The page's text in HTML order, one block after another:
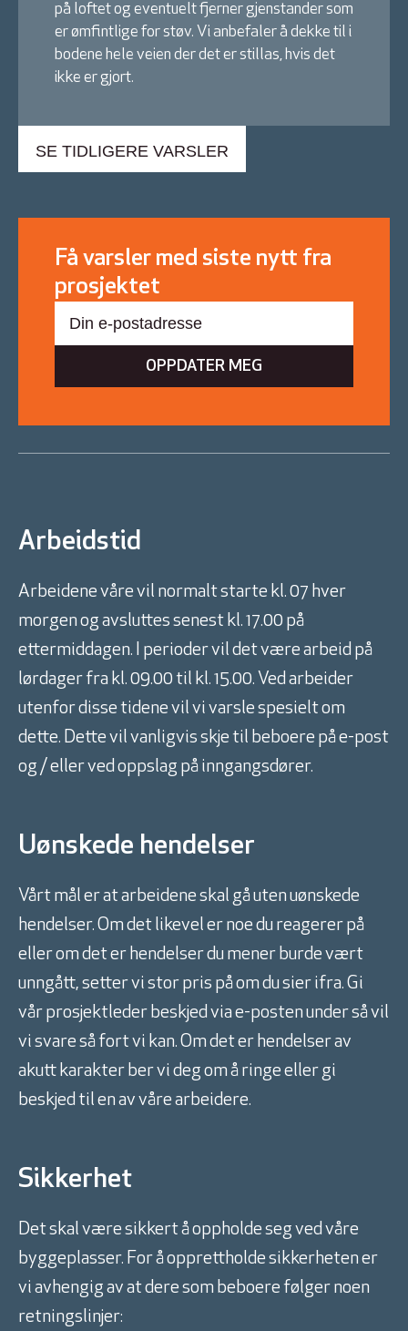
på loftet og eventuelt fjerner gjenstander som
er ømfintlige for støv. Vi anbefaler å dekke til i
bodene hele veien der det er stillas, hvis det
ikke er gjort.
SE TIDLIGERE VARSLER
Få varsler med siste nytt fra
prosjektet
Arbeidstid
Arbeidene våre vil normalt starte kl. 07 hver
morgen og avsluttes senest kl. 17.00 på
ettermiddagen. I perioder vil det være arbeid på
lørdager fra kl. 09.00 til kl. 15.00. Ved arbeider
utenfor disse tidene vil vi varsle spesielt om
dette. Dette vil vanligvis skje til beboere på e-post
og / eller ved oppslag på inngangsdører.
Uønskede hendelser
Vårt mål er at arbeidene skal gå uten uønskede
hendelser. Om det likevel er noe du reagerer på
eller om det er hendelser du mener burde vært
unngått, setter vi stor pris på om du sier ifra. Gi
vår prosjektleder beskjed via e-posten under så vil
vi svare så fort vi kan. Om det er hendelser av
akutt karakter ber vi deg om å ringe eller gi
beskjed til en av våre arbeidere.
Sikkerhet
Det skal være sikkert å oppholde seg ved våre
byggeplasser. For å opprettholde sikkerheten er
vi avhengig av at dere som beboere følger noen
retningslinjer: